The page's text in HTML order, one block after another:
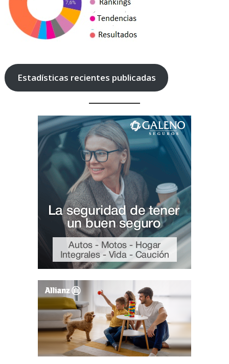
Estadísticas recientes publicadas